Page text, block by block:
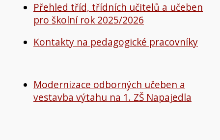
Přehled tříd, třídních učitelů a učeben
pro školní rok 2025/2026
Kontakty na pedagogické pracovníky
Modernizace odborných učeben a
vestavba výtahu na 1. ZŠ Napajedla